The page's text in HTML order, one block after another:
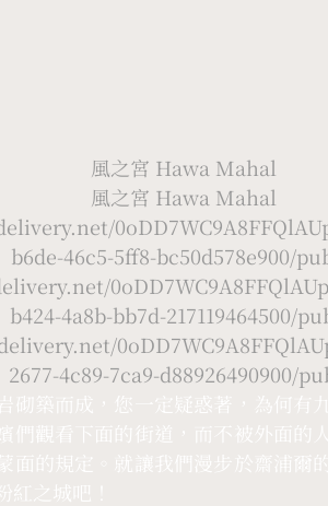
風之宮 Hawa Mahal
風之宮 Hawa Mahal
b6de-46c5-5ff8-bc50d578e900/
b424-4a8b-bb7d-217119464500/
2677-4c89-7ca9-d88926490900/